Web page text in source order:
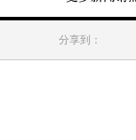
分享到：